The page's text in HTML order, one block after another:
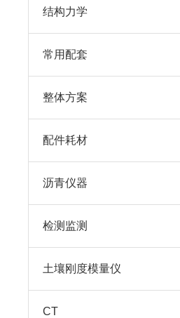
结构力学
常用配套
整体方案
配件耗材
沥青仪器
检测监测
土壤刚度模量仪
CT